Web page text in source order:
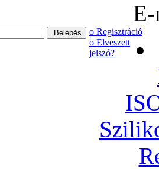
ο Regisztráció
ο Elveszett
jelszó?